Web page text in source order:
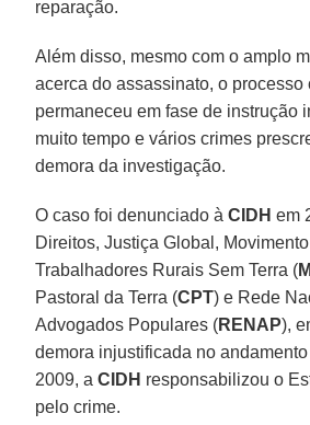
reparação.
Além disso, mesmo com o amplo
acerca do assassinato, o processo
permaneceu em fase de instrução
muito tempo e vários crimes
demora da investigação.
O caso foi denunciado àCIDH em
Direitos, Justiça Global,
Trabalhadores Rurais Sem Terra (
Pastoral da Terra (CPT) e Rede
Advogados Populares (RENAP),
demora injustificada no
2009, aCIDH responsabilizou o
pelo crime.